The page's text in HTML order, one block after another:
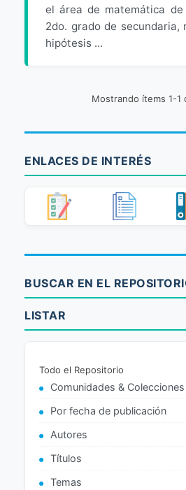
el área de matemática
2do. grado de secundaria,
hipótesis ...
Mostrando ítems 1-1
ENLACES DE INTERÉS
BUSCAR EN EL
LISTAR
Todo el Repositorio
Comunidades & Colecciones
Por fecha de publicación
Autores
Títulos
Temas